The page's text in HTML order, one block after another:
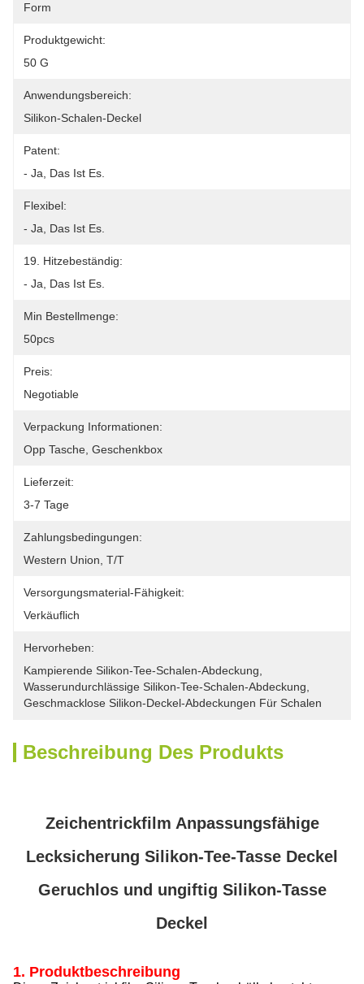
Form
Produktgewicht:
50 G
Anwendungsbereich:
Silikon-Schalen-Deckel
Patent:
- Ja, Das Ist Es.
Flexibel:
- Ja, Das Ist Es.
19. Hitzebeständig:
- Ja, Das Ist Es.
Min Bestellmenge:
50pcs
Preis:
Negotiable
Verpackung Informationen:
Opp Tasche, Geschenkbox
Lieferzeit:
3-7 Tage
Zahlungsbedingungen:
Western Union, T/T
Versorgungsmaterial-Fähigkeit:
Verkäuflich
Hervorheben:
Kampierende Silikon-Tee-Schalen-Abdeckung
Wasserundurchlässige Silikon-Tee-Schalen-Abdeckung
Geschmacklose Silikon-Deckel-Abdeckungen Für Schalen
Beschreibung Des Produkts
Zeichentrickfilm Anpassungsfähige
Lecksicherung Silikon-Tee-Tasse Deckel
Geruchlos und ungiftig Silikon-Tasse
Deckel
1. Produktbeschreibung